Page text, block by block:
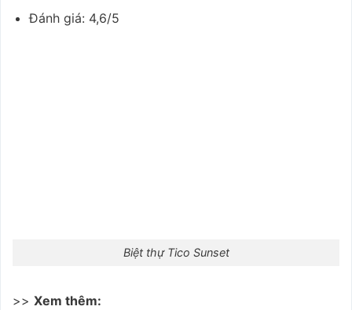
Đánh giá: 4,6/5
Biệt thự Tico Sunset
>> Xem thêm: